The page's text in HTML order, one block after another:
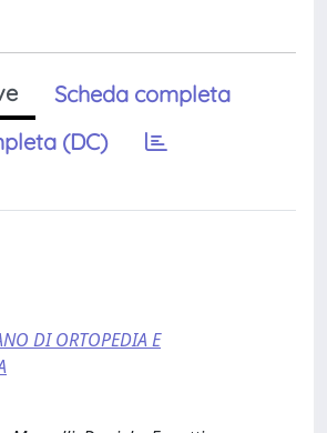
Scheda completa
(DC)
DI ORTOPEDIA E